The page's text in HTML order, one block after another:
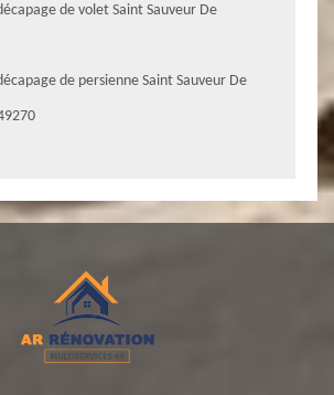
de volet Saint Sauveur De
de persienne Saint Sauveur De